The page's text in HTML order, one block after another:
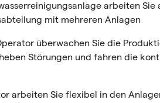
arbeiten Sie
mit mehreren Anlagen
überwachen Sie die
Störungen und fahren die
arbeiten Sie flexibel in den